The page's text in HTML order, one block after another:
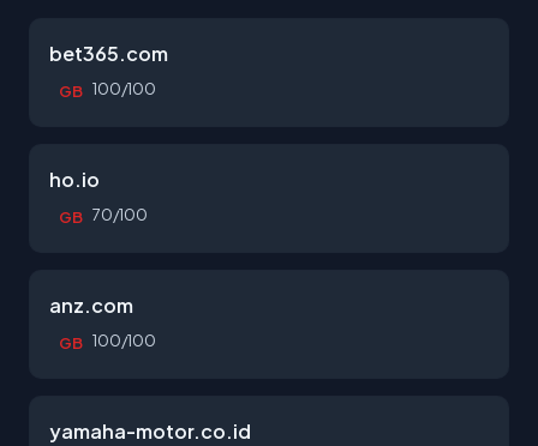
bet365.com
GB 100/100
ho.io
GB 70/100
anz.com
GB 100/100
yamaha-motor.co.id